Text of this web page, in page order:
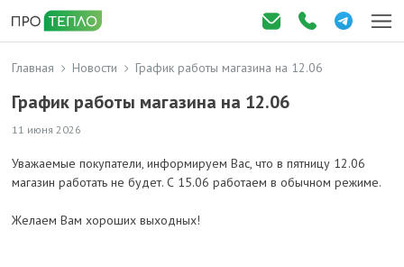
Главная Новости График работы магазина на 12.06
График работы магазина на 12.06
11 июня 2026
Уважаемые покупатели, информируем Вас, что в пятницу 12.06
магазин работать не будет. С 15.06 работаем в обычном режиме.
Желаем Вам хороших выходных!